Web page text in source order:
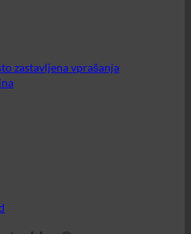
Saving GmbH | AVSTRIJA |
18180000